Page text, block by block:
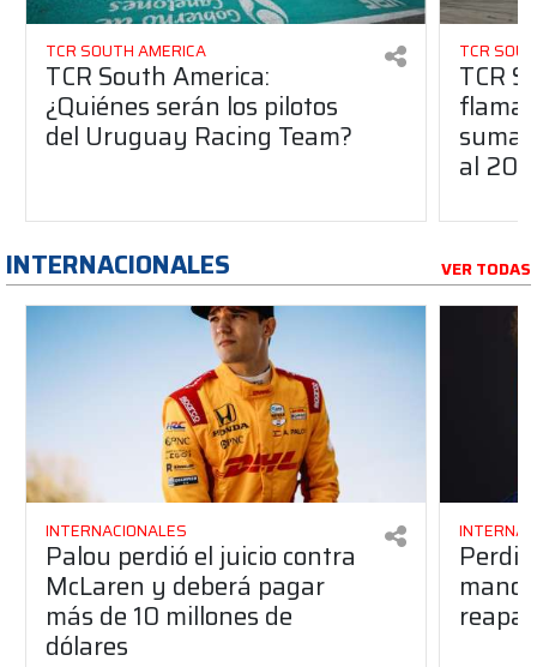
TCR SOUTH AMERICA
TCR South America:
¿Quiénes serán los pilotos
del Uruguay Racing Team?
TCR
TCR
suma
al
INTERNACIONALES VER TODAS
INTERNACIONALES
Palou perdió el juicio contra
McLaren y deberá pagar
más de 10 millones de
dólares